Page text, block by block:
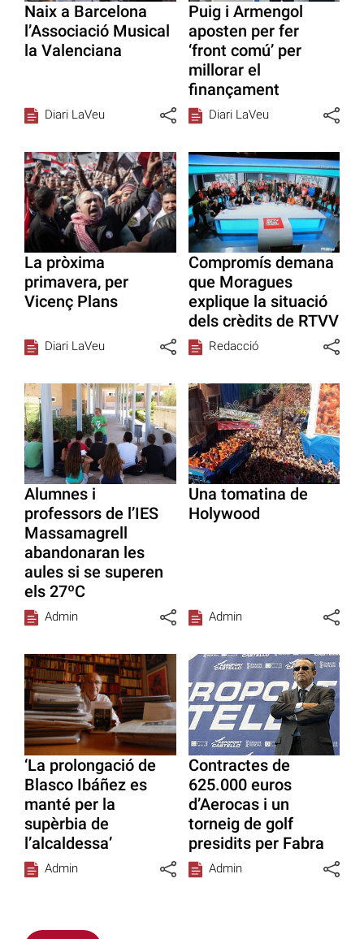
Naix a Barcelona
l’Associació Musical
la Valenciana
Diari LaVeu
Puig i Armengol
aposten per fer
‘front comú’ per
millorar el
finançament
Diari LaVeu
La pròxima
primavera, per
Vicenç Plans
Diari LaVeu
Compromís demana
que Moragues
explique la situació
dels crèdits de RTVV
Redacció
Alumnes i
professors de l’IES
Massamagrell
abandonaran les
aules si se superen
els 27ºC
Admin
Una tomatina de
Holywood
Admin
‘La prolongació de
Blasco Ibáñez es
manté per la
supèrbia de
l’alcaldessa’
Admin
Contractes de
625.000 euros
d’Aerocas i un
torneig de golf
presidits per Fabra
Admin